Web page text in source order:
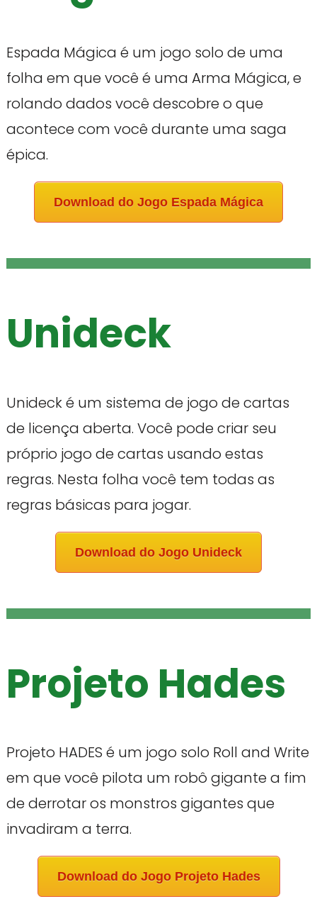
Espada Mágica é um jogo solo de uma
folha em que você é uma Arma Mágica, e
rolando dados você descobre o que
acontece com você durante uma saga
épica.
Download do Jogo Espada Mágica
Unideck
Unideck é um sistema de jogo de cartas
de licença aberta. Você pode criar seu
próprio jogo de cartas usando estas
regras. Nesta folha você tem todas as
regras básicas para jogar.
Download do Jogo Unideck
Projeto Hades
Projeto HADES é um jogo solo Roll and Write
em que você pilota um robô gigante a fim
de derrotar os monstros gigantes que
invadiram a terra.
Download do Jogo Projeto Hades